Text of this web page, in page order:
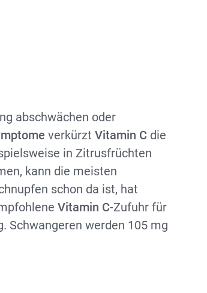
abschwächen oder
verkürzt Vitamin C die
in Zitrusfrüchten
kann die meisten
schon da ist, hat
Vitamin C-Zufuhr für
Schwangeren werden 105 mg